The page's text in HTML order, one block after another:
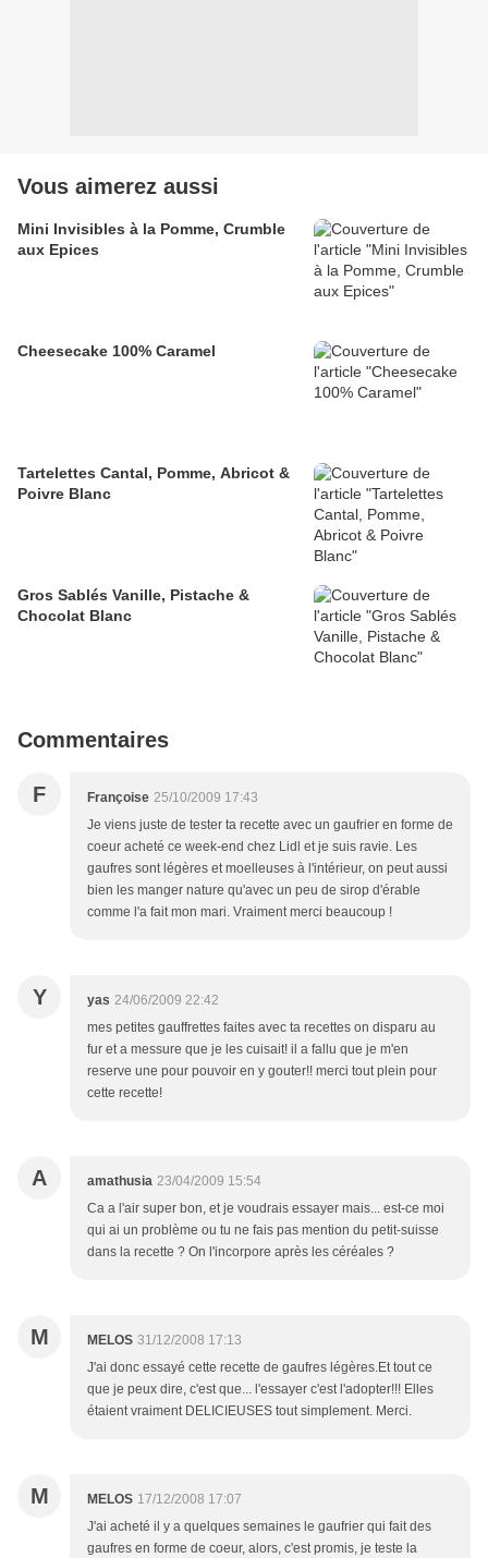
Vous aimerez aussi
Mini Invisibles à la Pomme, Crumble
aux Epices
Cheesecake 100% Caramel
Tartelettes Cantal, Pomme, Abricot &
Poivre Blanc
Gros Sablés Vanille, Pistache &
Chocolat Blanc
Commentaires
F Françoise 25/10/2009 17:43
Je viens juste de tester ta recette avec un gaufrier en forme de
coeur acheté ce week-end chez Lidl et je suis ravie. Les
gaufres sont légères et moelleuses à l'intérieur, on peut aussi
bien les manger nature qu'avec un peu de sirop d'érable
comme l'a fait mon mari. Vraiment merci beaucoup !
Y yas 24/06/2009 22:42
mes petites gauffrettes faites avec ta recettes on disparu au
fur et a messure que je les cuisait! il a fallu que je m'en
reserve une pour pouvoir en y gouter!! merci tout plein pour
cette recette!
A amathusia 23/04/2009 15:54
Ca a l'air super bon, et je voudrais essayer mais... est-ce moi
qui ai un problème ou tu ne fais pas mention du petit-suisse
dans la recette ? On l'incorpore après les céréales ?
M MELOS 31/12/2008 17:13
J'ai donc essayé cette recette de gaufres légères.Et tout ce
que je peux dire, c'est que... l'essayer c'est l'adopter!!! Elles
étaient vraiment DELICIEUSES tout simplement. Merci.
M MELOS 17/12/2008 17:07
J'ai acheté il y a quelques semaines le gaufrier qui fait des
gaufres en forme de coeur, alors, c'est promis, je teste la